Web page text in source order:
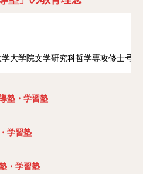
大学院文学研究科哲学専攻修士号
塾・学習塾
学習塾
・学習塾